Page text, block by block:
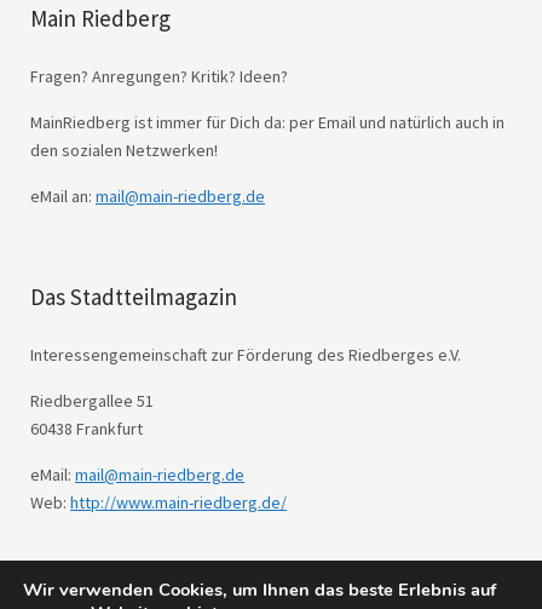
Main Riedberg
Fragen? Anregungen? Kritik? Ideen?
MainRiedberg ist immer für Dich da: per Email und natürlich auch in
den sozialen Netzwerken!
eMail an: mail@main-riedberg.de
Das Stadtteilmagazin
Interessengemeinschaft zur Förderung des Riedberges e.V.
Riedbergallee 51
60438 Frankfurt
eMail: mail@main-riedberg.de
Web: http://www.main-riedberg.de/
© 2026 Main Riedberg. Powered by WordPress
Wir verwenden Cookies, um Ihnen das beste Erlebnis auf